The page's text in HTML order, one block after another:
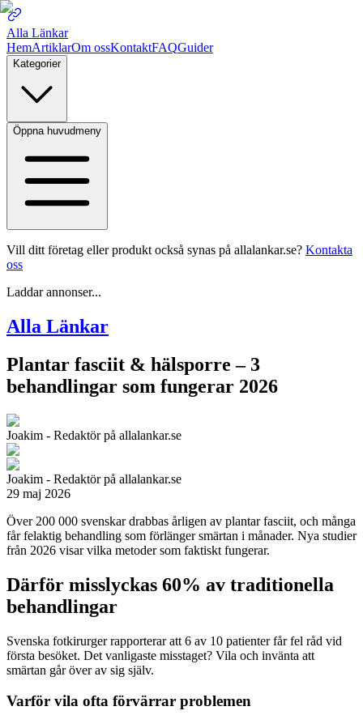
Alla Länkar
HemArtiklarOm ossKontaktFAQGuider
Kategorier
Öppna huvudmeny
Vill ditt företag eller produkt också synas på allalankar.se? Kontakta
oss
Laddar annonser...
Alla Länkar
Plantar fasciit & hälsporre – 3
behandlingar som fungerar 2026
Joakim - Redaktör på allalankar.se
Joakim - Redaktör på allalankar.se
29 maj 2026
Över 200 000 svenskar drabbas årligen av plantar fasciit, och många
får felaktig behandling som förlänger smärtan i månader. Nya studier
från 2026 visar vilka metoder som faktiskt fungerar.
Därför misslyckas 60% av traditionella
behandlingar
Svenska fotkirurger rapporterar att 6 av 10 patienter får fel råd vid
första besöket. Det vanligaste misstaget? Vila och invänta att
smärtan går över av sig själv.
Varför vila ofta förvärrar problemen